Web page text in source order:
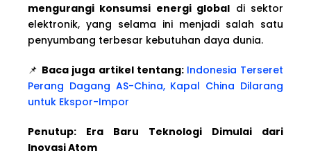
mengurangi konsumsi energi global di sektor
elektronik, yang selama ini menjadi salah satu
penyumbang terbesar kebutuhan daya dunia.
📌 Baca juga artikel tentang: Indonesia Terseret
Perang Dagang AS-China, Kapal China Dilarang
untuk Ekspor-Impor
Penutup: Era Baru Teknologi Dimulai dari
Inovasi Atom